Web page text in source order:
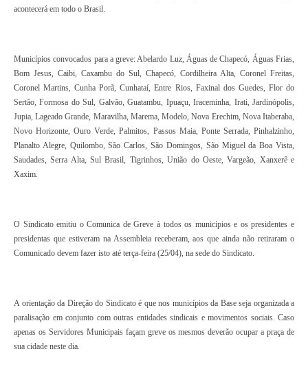
acontecerá em todo o Brasil.
Municípios convocados para a greve: Abelardo Luz, Águas de Chapecó, Águas Frias,
Bom Jesus, Caibi, Caxambu do Sul, Chapecó, Cordilheira Alta, Coronel Freitas,
Coronel Martins, Cunha Porã, Cunhataí, Entre Rios, Faxinal dos Guedes, Flor do
Sertão, Formosa do Sul, Galvão, Guatambu, Ipuaçu, Iraceminha, Irati, Jardinópolis,
Jupia, Lageado Grande, Maravilha, Marema, Modelo, Nova Erechim, Nova Itaberaba,
Novo Horizonte, Ouro Verde, Palmitos, Passos Maia, Ponte Serrada, Pinhalzinho,
Planalto Alegre, Quilombo, São Carlos, São Domingos, São Miguel da Boa Vista,
Saudades, Serra Alta, Sul Brasil, Tigrinhos, União do Oeste, Vargeão, Xanxerê e
Xaxim.
O Sindicato emitiu o Comunica de Greve à todos os municípios e os presidentes e
presidentas que estiveram na Assembleia receberam, aos que ainda não retiraram o
Comunicado devem fazer isto até terça-feira (25/04), na sede do Sindicato.
A orientação da Direção do Sindicato é que nos municípios da Base seja organizada a
paralisação em conjunto com outras entidades sindicais e movimentos sociais. Caso
apenas os Servidores Municipais façam greve os mesmos deverão ocupar a praça de
sua cidade neste dia.